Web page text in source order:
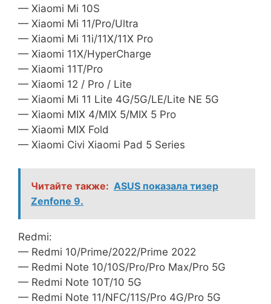
— Xiaomi Mi 10S
— Xiaomi Mi 11/Pro/Ultra
— Xiaomi Mi 11i/11X/11X Pro
— Xiaomi 11X/HyperCharge
— Xiaomi 11T/Pro
— Xiaomi 12 / Pro / Lite
— Xiaomi Mi 11 Lite 4G/5G/LE/Lite NE 5G
— Xiaomi MIX 4/MIX 5/MIX 5 Pro
— Xiaomi MIX Fold
— Xiaomi Civi Xiaomi Pad 5 Series
Читайте также: ASUS показала тизер
Zenfone 9.
Redmi:
— Redmi 10/Prime/2022/Prime 2022
— Redmi Note 10/10S/Pro/Pro Max/Pro 5G
— Redmi Note 10T/10 5G
— Redmi Note 11/NFC/11S/Pro 4G/Pro 5G